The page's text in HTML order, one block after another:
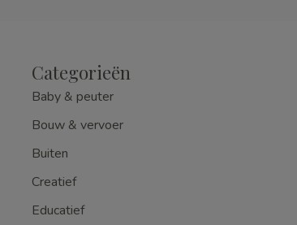
Categorieën
Baby & peuter
Bouw & vervoer
Buiten
Creatief
Educatief